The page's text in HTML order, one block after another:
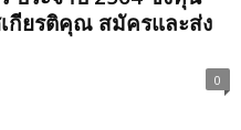
กียรติคุณ สมัครและส่ง
0